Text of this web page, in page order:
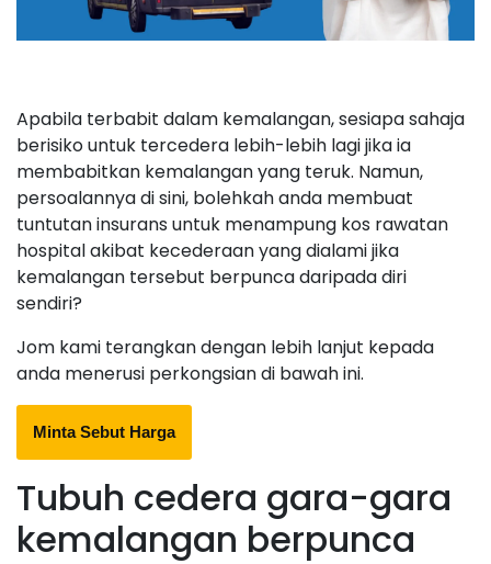
Apabila terbabit dalam kemalangan, sesiapa sahaja
berisiko untuk tercedera lebih-lebih lagi jika ia
membabitkan kemalangan yang teruk. Namun,
persoalannya di sini, bolehkah anda membuat
tuntutan insurans untuk menampung kos rawatan
hospital akibat kecederaan yang dialami jika
kemalangan tersebut berpunca daripada diri
sendiri?
Jom kami terangkan dengan lebih lanjut kepada
anda menerusi perkongsian di bawah ini.
Minta Sebut Harga
Tubuh cedera gara-gara
kemalangan berpunca